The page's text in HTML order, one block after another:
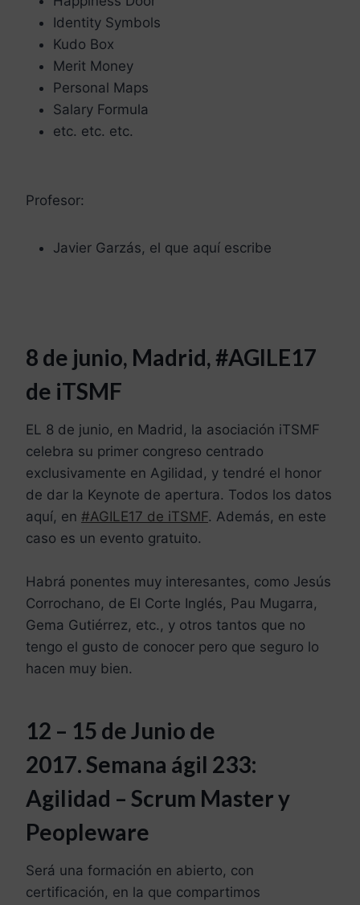
Identity Symbols
Kudo Box
Merit Money
Personal Maps
Salary Formula
etc. etc. etc.
Profesor:
Javier Garzás, el que aquí escribe
8 de junio, Madrid, #AGILE17
de iTSMF
EL 8 de junio, en Madrid, la asociación iTSMF
celebra su primer congreso centrado
exclusivamente en Agilidad, y tendré el honor
de dar la Keynote de apertura. Todos los datos
aquí, en #AGILE17 de iTSMF. Además, en este
caso es un evento gratuito.
Habrá ponentes muy interesantes, como Jesús
Corrochano, de El Corte Inglés, Pau Mugarra,
Gema Gutiérrez, etc., y otros tantos que no
tengo el gusto de conocer pero que seguro lo
hacen muy bien.
12 – 15 de Junio de
2017. Semana ágil 233:
Agilidad – Scrum Master y
Peopleware
Será una formación en abierto, con
certificación, en la que compartimos